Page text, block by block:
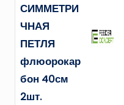
СИММЕТРИ
ЧНАЯ
ПЕТЛЯ
флюорокар
бон 40см
2шт.